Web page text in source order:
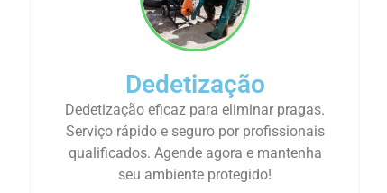
Dedetização
Dedetização eficaz para eliminar pragas.
Serviço rápido e seguro por profissionais
qualificados. Agende agora e mantenha
seu ambiente protegido!